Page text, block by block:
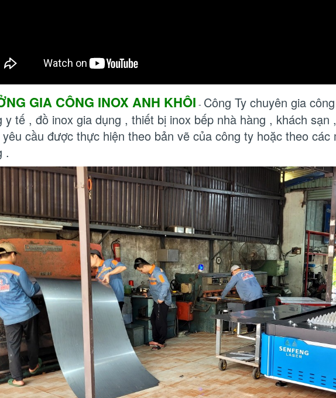
GIA CÔNG INOX ANH KHÔI - Công Ty chuyên gia
y tế , đồ inox gia dụng , thiết bị inox bếp nhà hàng , khách sạn
cầu được thực hiện theo bản vẽ của công ty hoặc theo các
.